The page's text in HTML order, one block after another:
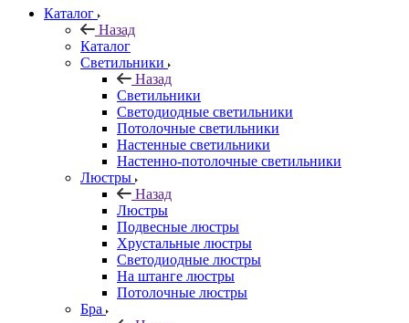
Каталог
Назад
Каталог
Светильники
Назад
Светильники
Светодиодные светильники
Потолочные светильники
Настенные светильники
Настенно-потолочные светильники
Люстры
Назад
Люстры
Подвесные люстры
Хрустальные люстры
Светодиодные люстры
На штанге люстры
Потолочные люстры
Бра